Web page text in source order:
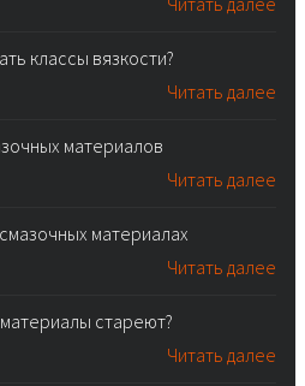
классы вязкости?
Читать далее
материалов
Читать далее
материалах
Читать далее
стареют?
Читать далее